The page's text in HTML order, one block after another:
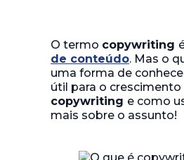
O termo copywriting
de conteúdo. Mas o
uma forma de
útil para o
copywriting e como
mais sobre o assunto!